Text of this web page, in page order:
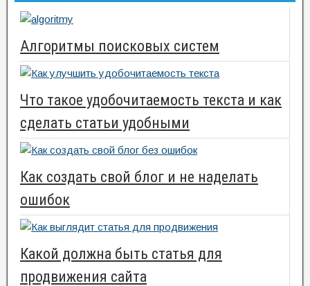
Алгоритмы поисковых систем
Что такое удобочитаемость текста и как
сделать статьи удобными
Как создать свой блог и не наделать
ошибок
Какой должна быть статья для
продвижения сайта